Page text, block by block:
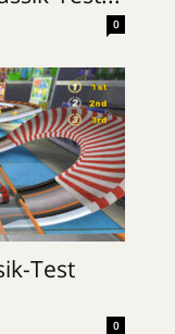
0
Test
0